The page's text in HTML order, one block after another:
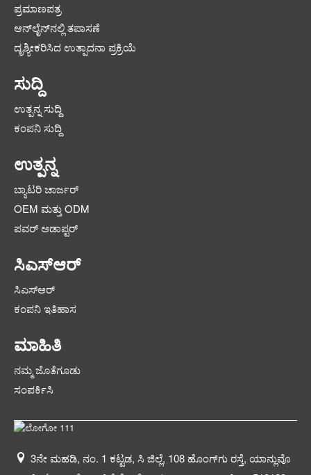
ಪ್ರಮಾಣಪತ್ರ
ಆನ್‌ಲೈನ್‌ನಲ್ಲಿ ತಪಾಸಣೆ
ದೃಶ್ಯೀಕರಿಸಿದ ಉತ್ಪಾದನಾ ಪ್ರಕ್ರಿಯೆ
ಸುದ್ದಿ
ಉತ್ಪನ್ನ ಸುದ್ದಿ
ಕಂಪನಿ ಸುದ್ದಿ
ಉತ್ಪನ್ನ
ಬ್ಯಾಟರಿ ಚಾರ್ಜರ್
OEM ಮತ್ತು ODM
ಪವರ್ ಅಡಾಪ್ಟರ್
ಸಿಎಸ್ಆರ್
ಸಿಎಸ್ಆರ್
ಕಂಪನಿ ಇತಿಹಾಸ
ಮಾಹಿತಿ
ನಮ್ಮ ಜೊತೆಗೂಡು
ಸಂಪರ್ಕಿಸಿ
3ನೇ ಮಹಡಿ, ನಂ. 1 ಕಟ್ಟಡ, ಸಿ ಜಿಲ್ಲೆ, 108 ಹೊಂಗ್‌ಗು ರಸ್ತೆ, ಯಾನ್ಲುವೊ